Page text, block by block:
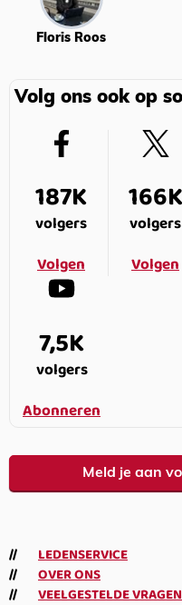
Floris Roos
Volg ons ook op
187K
volgers
Volgen
166K
volgers
Volgen
7,5K
volgers
Abonneren
Meld je aan
LEDENSERVICE
OVER ONS
VEELGESTELDE VRAGEN